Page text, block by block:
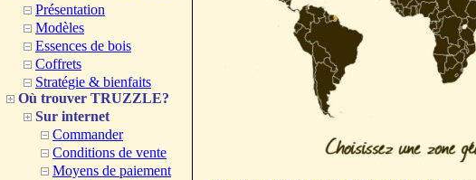
Présentation
Modèles
Essences de bois
Coffrets
Stratégie & bienfaits
Où trouver TRUZZLE?
Sur internet
Commander
Conditions de vente
Moyens de paiement